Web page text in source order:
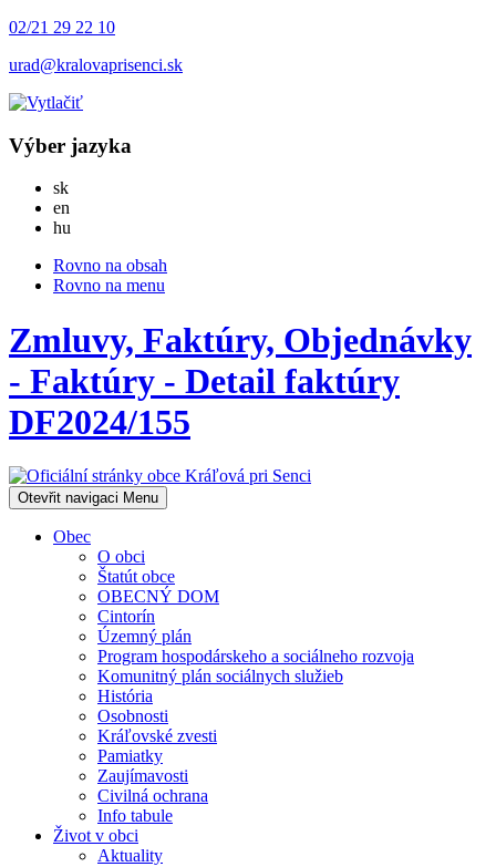
02/21 29 22 10
urad@kralovaprisenci.sk
Výber jazyka
skSlovensky
en
hu
Rovno na obsah
Rovno na menu
Zmluvy, Faktúry, Objednávky
- Faktúry - Detail faktúry
DF2024/155
Otevřit navigaci Menu
Obec
O obci
Štatút obce
OBECNÝ DOM
Cintorín
Územný plán
Program hospodárskeho a sociálneho rozvoja
Komunitný plán sociálnych služieb
História
Osobnosti
Kráľovské zvesti
Pamiatky
Zaujímavosti
Civilná ochrana
Info tabule
Život v obci
Aktuality